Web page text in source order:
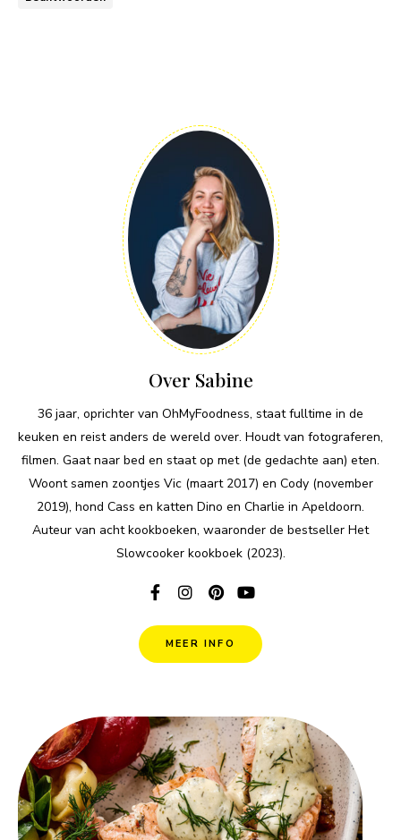
Over Sabine
36 jaar, oprichter van OhMyFoodness, staat fulltime in de
keuken en reist anders de wereld over. Houdt van fotograferen,
filmen. Gaat naar bed en staat op met (de gedachte aan) eten.
Woont samen zoontjes Vic (maart 2017) en Cody (november
2019), hond Cass en katten Dino en Charlie in Apeldoorn.
Auteur van acht kookboeken, waaronder de bestseller Het
Slowcooker kookboek (2023).
MEER INFO